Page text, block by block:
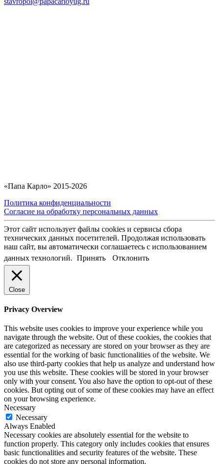
«Папа Карло» 2015-2026
Политика конфиденциальности
Согласие на обработку персональных данных
Этот сайт использует файлы cookies и сервисы сбора
технических данных посетителей. Продолжая использовать
наш сайт, вы автоматически соглашаетесь с использованием
данных технологий. Принять Отклонить
Close
Privacy Overview
This website uses cookies to improve your experience while you
navigate through the website. Out of these cookies, the cookies that
are categorized as necessary are stored on your browser as they are
essential for the working of basic functionalities of the website. We
also use third-party cookies that help us analyze and understand how
you use this website. These cookies will be stored in your browser
only with your consent. You also have the option to opt-out of these
cookies. But opting out of some of these cookies may have an effect
on your browsing experience.
Necessary
Necessary
Always Enabled
Necessary cookies are absolutely essential for the website to
function properly. This category only includes cookies that ensures
basic functionalities and security features of the website. These
cookies do not store any personal information.